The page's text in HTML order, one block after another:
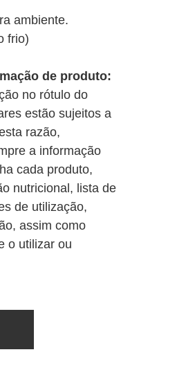
ambiente.
frio)
de produto:
no rótulo do
estão sujeitos a
razão,
a informação
cada produto,
nutricional, lista de
de utilização,
assim como
o utilizar ou